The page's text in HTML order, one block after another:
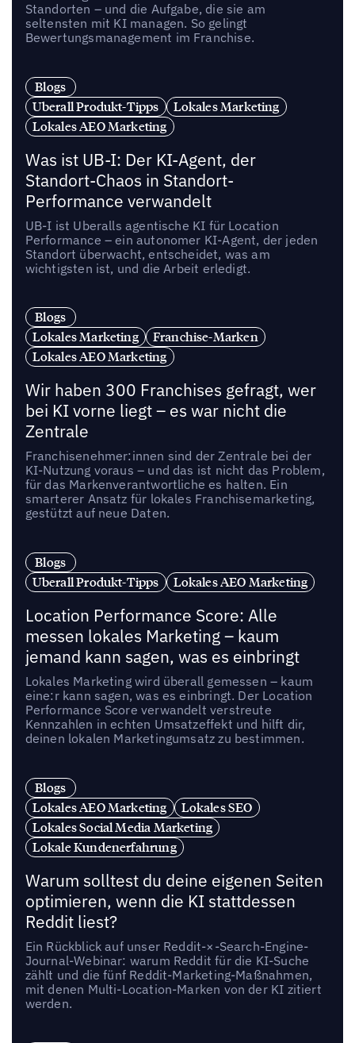
Standorten – und die Aufgabe, die sie am
seltensten mit KI managen. So gelingt
Bewertungsmanagement im Franchise.
Blogs
Uberall Produkt-Tipps
Lokales Marketing
Lokales AEO Marketing
Was ist UB-I: Der KI-Agent, der
Standort-Chaos in Standort-
Performance verwandelt
UB-I ist Uberalls agentische KI für Location
Performance – ein autonomer KI-Agent, der jeden
Standort überwacht, entscheidet, was am
wichtigsten ist, und die Arbeit erledigt.
Blogs
Lokales Marketing
Franchise-Marken
Lokales AEO Marketing
Wir haben 300 Franchises gefragt, wer
bei KI vorne liegt – es war nicht die
Zentrale
Franchisenehmer:innen sind der Zentrale bei der
KI-Nutzung voraus – und das ist nicht das Problem,
für das Markenverantwortliche es halten. Ein
smarterer Ansatz für lokales Franchisemarketing,
gestützt auf neue Daten.
Blogs
Uberall Produkt-Tipps
Lokales AEO Marketing
Location Performance Score: Alle
messen lokales Marketing – kaum
jemand kann sagen, was es einbringt
Lokales Marketing wird überall gemessen – kaum
eine:r kann sagen, was es einbringt. Der Location
Performance Score verwandelt verstreute
Kennzahlen in echten Umsatzeffekt und hilft dir,
deinen lokalen Marketingumsatz zu bestimmen.
Blogs
Lokales AEO Marketing
Lokales SEO
Lokales Social Media Marketing
Lokale Kundenerfahrung
Warum solltest du deine eigenen Seiten
optimieren, wenn die KI stattdessen
Reddit liest?
Ein Rückblick auf unser Reddit-×-Search-Engine-
Journal-Webinar: warum Reddit für die KI-Suche
zählt und die fünf Reddit-Marketing-Maßnahmen,
mit denen Multi-Location-Marken von der KI zitiert
werden.